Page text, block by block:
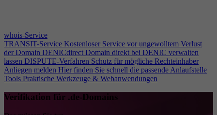
whois-Service
TRANSIT-Service Kostenloser Service vor ungewolltem Verlust
der Domain DENICdirect Domain direkt bei DENIC verwalten
lassen DISPUTE-Verfahren Schutz für mögliche Rechteinhaber
Anliegen melden Hier finden Sie schnell die passende Anlaufstelle
Tools Praktische Werkzeuge & Webanwendungen
Verifikation für .de-Domains